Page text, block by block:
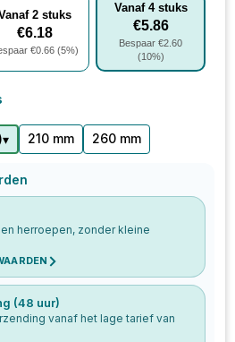
2 stuks
€6.18
€0.66 (5%)
Vanaf 4stuks
€5.86
Bespaar €2.60
(10%)
▾ 210 mm 260 mm
herroepen, zonder kleine
(48 uur)
vanaf het lage tarief van